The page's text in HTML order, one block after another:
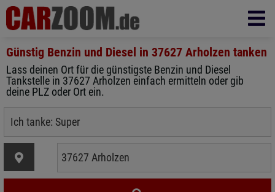
Günstig Benzin und Diesel in 37627 Arholzen tanken
Lass deinen Ort für die günstigste Benzin und Diesel
Tankstelle in 37627 Arholzen einfach ermitteln oder gib
deine PLZ oder Ort ein.